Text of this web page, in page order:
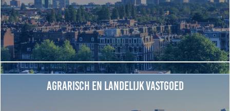
Contact
Klachten
Privacyverklaring
Proclaimer
Volg onsAgrarisch en landelijk vastgoed